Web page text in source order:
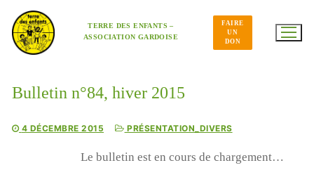
contenu
TERRE DES ENFANTS –
ASSOCIATION GARDOISE
FAIRE
UN
DON
Bulletin n°84, hiver 2015
4 DÉCEMBRE 2015 PRÉSENTATION_DIVERS
Le bulletin est en cours de chargement…